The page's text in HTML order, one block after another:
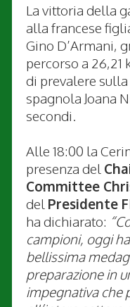
La vittoria della
alla francese
Gino D’Armani,
percorso a
di prevalere
spagnola Joana
secondi.
Alle 18:00 la
presenza del
Committee
del Presidente
ha dichiarato:
campioni, oggi
bellissima
preparazione in
impegnativa che